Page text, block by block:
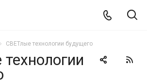
СВЕТлые технологии будущего